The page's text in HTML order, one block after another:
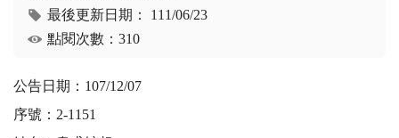
最後更新日期： 111/06/23
點閱次數：310
公告日期：107/12/07
序號：2-1151